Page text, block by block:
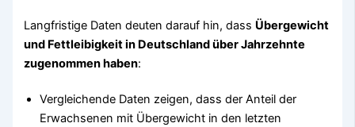
Langfristige Daten deuten darauf hin, dass Übergewicht
und Fettleibigkeit in Deutschland über Jahrzehnte
zugenommen haben:
Vergleichende Daten zeigen, dass der Anteil der
Erwachsenen mit Übergewicht in den letzten